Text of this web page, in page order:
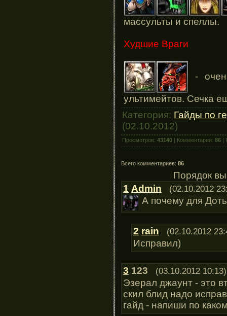
массульты и спеллы.
Худшие Враги
-
ультимейтов. Сечка
Категория: Гайды по
(02.10.2012)
Просмотров: 43140 | Комментарии: 86 |
Всего комментариев: 86
Порядок
1 Admin (02.10.2012
А почему для
2 rain (02.10.2012
Исправил)
3 123 (03.10.2012 10:13)
Эзерал джаунт - это
скил блид надо
гайд - напиши по